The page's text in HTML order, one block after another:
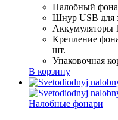
Налобный
Шнур USB для
Аккумуляторы
Крепление
шт.
Упаковочная
В корзину
Налобные фонари